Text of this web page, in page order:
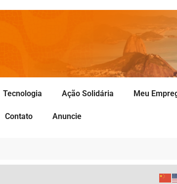
Tecnologia Ação Solidária Meu
Contato Anuncie